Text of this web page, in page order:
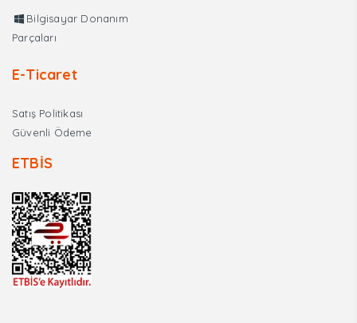
Bilgisayar Donanım
Parçaları
E-Ticaret
Satış Politikası
Güvenli Ödeme
ETBİS